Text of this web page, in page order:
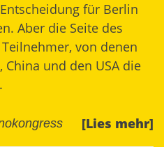
für Berlin
Aber die Seite des
von denen
China und den USA die
[Lies mehr]